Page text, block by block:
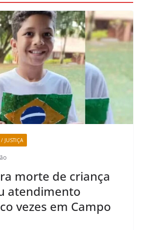
JUSTIÇA
morte de criança
atendimento
vezes em Campo